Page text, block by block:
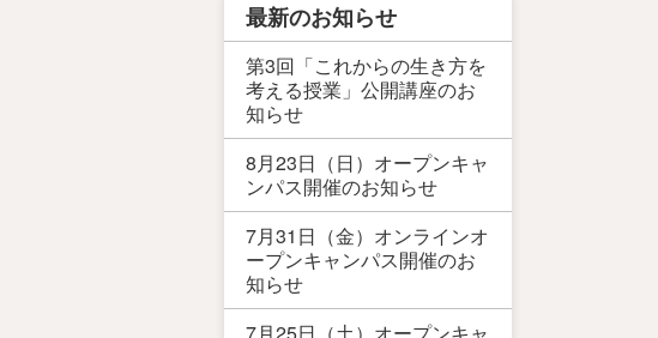
最新のお知らせ
第3回「これからの生き方を
考える授業」公開講座のお
知らせ
8月23日（日）オープンキャ
ンパス開催のお知らせ
7月31日（金）オンラインオ
ープンキャンパス開催のお
知らせ